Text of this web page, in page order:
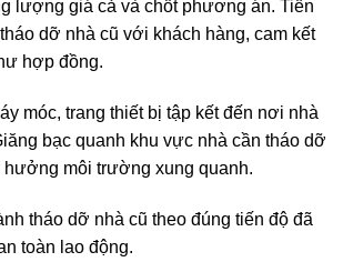
dỡ nhà cũ với khách hàng, cam kết
hợp đồng.
móc, trang thiết bị tập kết đến nơi nhà
bạc quanh khu vực nhà cần tháo dỡ
môi trường xung quanh.
tháo dỡ nhà cũ theo đúng tiến độ đã
toàn lao động.